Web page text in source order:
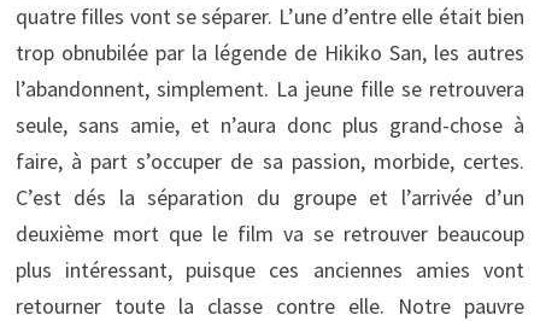
quatre filles vont se séparer. L’une d’entre elle était bien
trop obnubilée par la légende de Hikiko San, les autres
l’abandonnent, simplement. La jeune fille se retrouvera
seule, sans amie, et n’aura donc plus grand-chose à
faire, à part s’occuper de sa passion, morbide, certes.
C’est dés la séparation du groupe et l’arrivée d’un
deuxième mort que le film va se retrouver beaucoup
plus intéressant, puisque ces anciennes amies vont
retourner toute la classe contre elle. Notre pauvre